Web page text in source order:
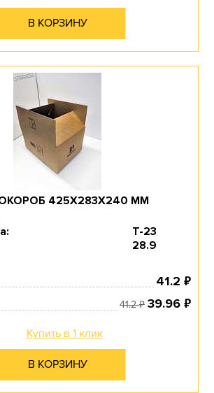
В КОРЗИНУ
425Х283Х240 ММ
Т-23
28.9
41.2 ₽
41.2₽ 39.96 ₽
Купить в 1 клик
В КОРЗИНУ